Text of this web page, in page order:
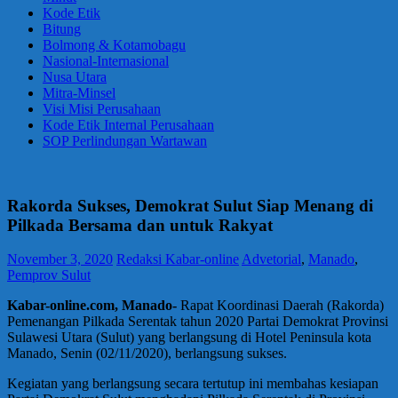
Kode Etik
Bitung
Bolmong & Kotamobagu
Nasional-Internasional
Nusa Utara
Mitra-Minsel
Visi Misi Perusahaan
Kode Etik Internal Perusahaan
SOP Perlindungan Wartawan
Rakorda Sukses, Demokrat Sulut Siap Menang di
Pilkada Bersama dan untuk Rakyat
November 3, 2020 Redaksi Kabar-onlineAdvetorial, Manado,
Pemprov Sulut
Kabar-online.com, Manado- Rapat Koordinasi Daerah (Rakorda)
Pemenangan Pilkada Serentak tahun 2020 Partai Demokrat Provinsi
Sulawesi Utara (Sulut) yang berlangsung di Hotel Peninsula kota
Manado, Senin (02/11/2020), berlangsung sukses.
Kegiatan yang berlangsung secara tertutup ini membahas kesiapan